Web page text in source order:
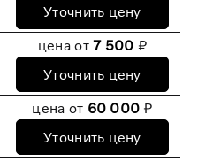
Уточнить цену
цена от7 500 ₽
Уточнить цену
цена от 60 000 ₽
Уточнить цену